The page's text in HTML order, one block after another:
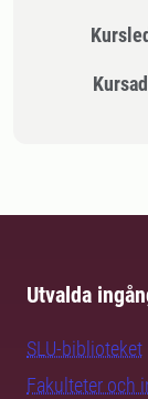
Utvalda
SLU-biblioteket
Fakulteter och